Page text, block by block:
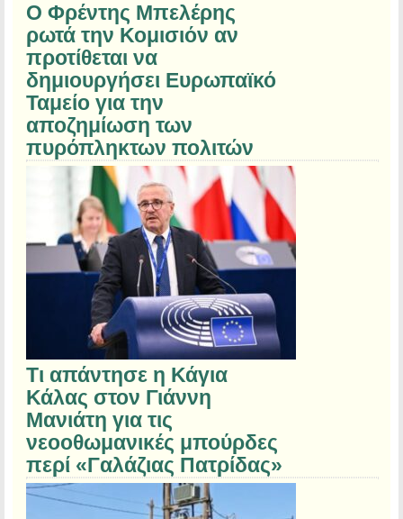
Ο Φρέντης Μπελέρης
ρωτά την Κομισιόν αν
προτίθεται να
δημιουργήσει Ευρωπαϊκό
Ταμείο για την
αποζημίωση των
πυρόπληκτων πολιτών
Τι απάντησε η Κάγια
Κάλας στον Γιάννη
Μανιάτη για τις
νεοοθωμανικές μπούρδες
περί «Γαλάζιας Πατρίδας»